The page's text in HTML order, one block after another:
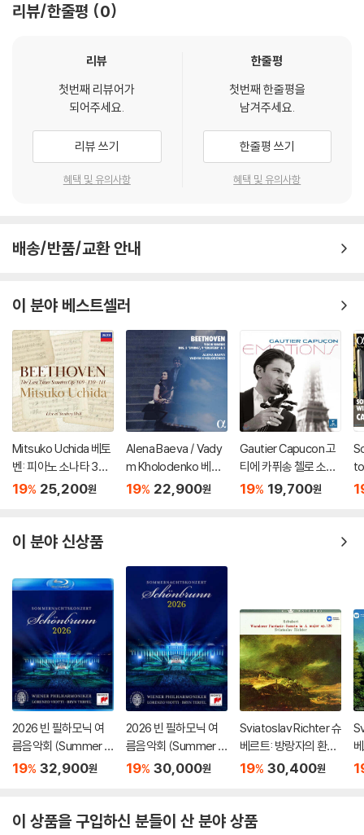
리뷰/한줄평 0
리뷰
첫번째 리뷰어가
되어주세요.
리뷰 쓰기
혜택 및 유의사항
한줄평
첫번째 한줄평을
남겨주세요.
한줄평 쓰기
혜택 및 유의사항
배송/반품/교환 안내
이 분야 베스트셀러
Mitsuko Uchida 베토
벤: 피아노 소나타 30-
32번 (Beethoven: Pi
19% 25,200원
Alena Baeva / Vady
m Kholodenko 베토
벤: 바이올린 소나타 5
19% 22,900원
Gautier Capucon 고
티에 카퓌송 첼로 소품
집 (Emotions)
19% 19,700원
이 분야 신상품
2026 빈 필하모닉 여
름음악회 (Summer Ni
ght Concert 2026)
19% 32,900원
2026 빈 필하모닉 여
름음악회 (Summer Ni
ght Concert 2026)
19% 30,000원
Sviatoslav Richter 슈
베르트: 방랑자의 환상
곡 (Schubert: Wand
19% 30,400원
'
이 상품을 구입하신 분들이 산 분야 상품